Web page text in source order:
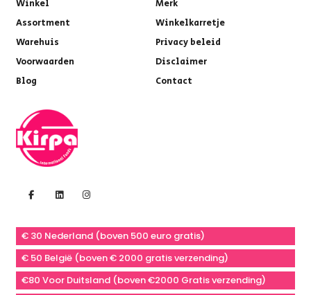
Winkel
Merk
Assortment
Winkelkarretje
Warehuis
Privacy beleid
Voorwaarden
Disclaimer
Blog
Contact
€ 30 Nederland (boven 500 euro gratis)
€ 50 België (boven € 2000 gratis verzending)
€80 Voor Duitsland (boven €2000 Gratis verzending)